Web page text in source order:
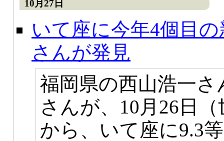
10月27日
いて座に今年4個目
さんが発見
福岡県の西山浩一
さんが、10月26日
から、いて座に9.3